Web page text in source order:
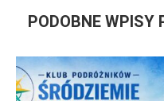
PODOBNE WPISY